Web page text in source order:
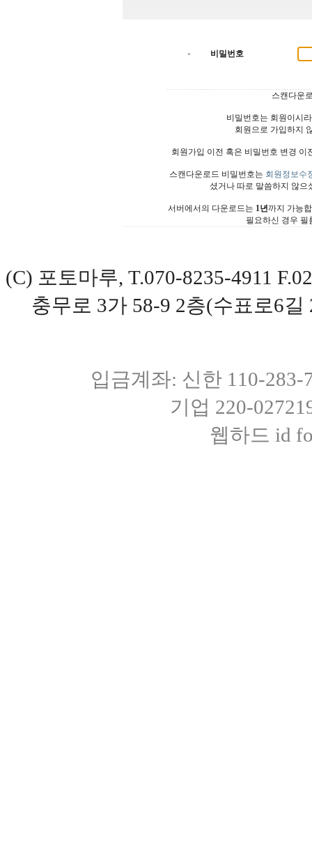
비밀번호
스캔다운
비밀번호는 회원이시
회원으로 가입하지
회원가입 이전 혹은 비밀번호 변경
스캔다운로드 비밀번호는 회원정보수
셨거나 따로 말씀하지 않으
서버에서의 다운로드는 1년까지 가능
필요하신 경우 필
(C) 포토마루, T.070-8235-4911
충무로 3가 58-9 2층(수표로6
입금계좌: 신한 110-
기업 220-
웹하드 id